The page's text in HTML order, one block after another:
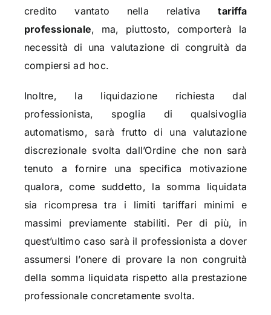
credito vantato nella relativatariffa
professionale, ma, piuttosto, comporterà la
necessità di una valutazione di congruità da
compiersi ad hoc.
Inoltre, la liquidazione richiesta dal
professionista, spoglia di qualsivoglia
automatismo, sarà frutto di una valutazione
discrezionale svolta dall’Ordine che non sarà
tenuto a fornire una specifica motivazione
qualora, come suddetto, la somma liquidata
sia ricompresa tra i limiti tariffari minimi e
massimi previamente stabiliti. Per di più, in
quest’ultimo caso sarà il professionista a dover
assumersi l’onere di provare la non congruità
della somma liquidata rispetto alla prestazione
professionale concretamente svolta.